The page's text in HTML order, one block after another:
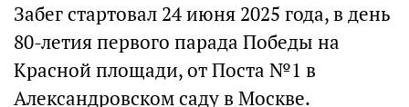
Забег стартовал 24 июня 2025 года, в день
80-летия первого парада Победы на
Красной площади, от Поста №1 в
Александровском саду в Москве.